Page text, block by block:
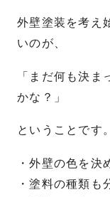
外壁塗装を考え
いのが、
「まだ何も決
かな？」
ということです。
・外壁の色を決
・塗料の種類も